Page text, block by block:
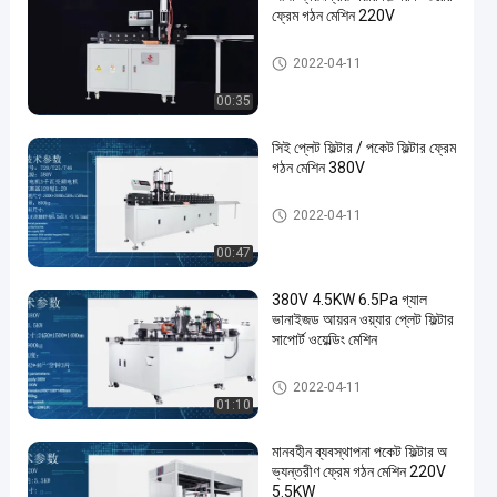
00:35
ফ্রেম গঠন মেশিন 220V
পকেট ফিল্টার তৈরির মেশিন
2022-04-11
00:47
সিই প্লেট ফিল্টার / পকেট ফিল্টার ফ্রেম
গঠন মেশিন 380V
পকেট ফিল্টার তৈরির মেশিন
2022-04-11
01:10
380V 4.5KW 6.5Pa গ্যাল
ভানাইজড আয়রন ওয়্যার প্লেট ফিল্টার
সাপোর্ট ওয়েল্ডিং মেশিন
পকেট ফিল্টার তৈরির মেশিন
2022-04-11
মানবহীন ব্যবস্থাপনা পকেট ফিল্টার অ
ভ্যন্তরীণ ফ্রেম গঠন মেশিন 220V
5.5KW